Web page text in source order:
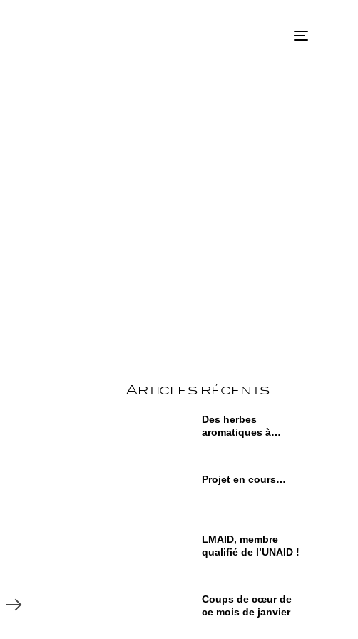
Articles récents
Des herbes
aromatiques à
Projet en cours…
LMAID, membre
qualifié de l’UNAID !
Coups de cœur de
ce mois de janvier